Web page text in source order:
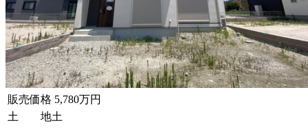
販売価格 5,780万円
土 地土